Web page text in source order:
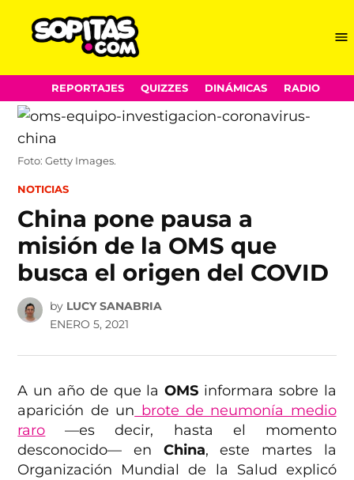
Skip
to
content
REPORTAJES QUIZZES DINÁMICAS RADIO
Foto: Getty Images.
POSTED
NOTICIAS
China pone pausa a
misión de la OMS que
busca el origen del COVID
by LUCY SANABRIA
ENERO 5, 2021
A un año de que laOMS informara sobre la
aparición de un brote de neumonía medio
raro —es decir, hasta el momento
desconocido— en China, este martes la
Organización Mundial de la Salud explicó